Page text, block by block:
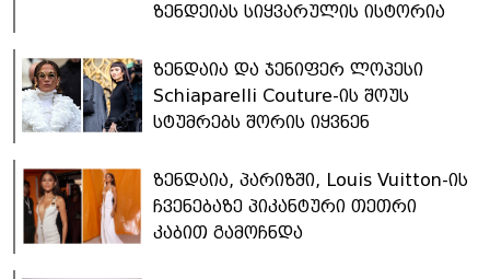
ზენდეიას სიყვარულის ისტორია
ზენდაია და ჯენიფერ ლოპესი
Schiaparelli Couture-ის შოუს
სტუმრებს შორის იყვნენ
ზენდაია, პარიზში, Louis Vuitton-ის
ჩვენებაზე პიკანტური თეთრი
კაბით გამოჩნდა